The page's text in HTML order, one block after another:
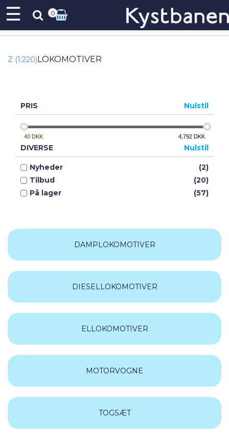
☰ 0
Z (1:220)LOKOMOTIVER
PRIS Nulstil
40 DKK 4,792 DKK
DIVERSE Nulstil
Nyheder
(2)
Tilbud
(20)
På lager
(57)
DAMPLOKOMOTIVER
DIESELLOKOMOTIVER
ELLOKOMOTIVER
MOTORVOGNE
TOGSÆT